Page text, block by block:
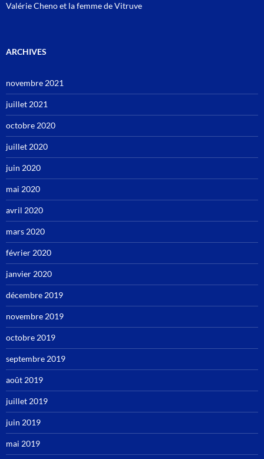
Valérie Cheno et la femme de Vitruve
ARCHIVES
novembre 2021
juillet 2021
octobre 2020
juillet 2020
juin 2020
mai 2020
avril 2020
mars 2020
février 2020
janvier 2020
décembre 2019
novembre 2019
octobre 2019
septembre 2019
août 2019
juillet 2019
juin 2019
mai 2019